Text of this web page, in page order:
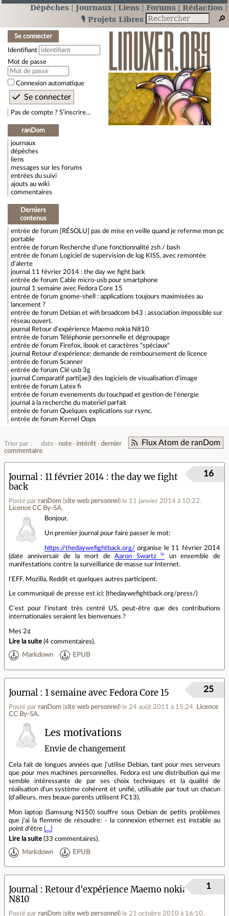
Dépêches Journaux Liens Forums
Rédaction
🎙️ Projets Libres
Se connecter
Identifiant
Mot de passe
Connexion automatique
Pas de compte ? S’inscrire…
ranDom
journaux
dépêches
liens
messages sur les forums
entrées du suivi
ajouts au wiki
commentaires
Derniers
contenus
entrée de forum
[RÉSOLU] pas de mise en veille quand je referme mon pc
portable
entrée de forum Recherche d'une fonctionnalité zsh / bash
entrée de forum
Logiciel de supervision de log KISS, avec remontée
d'alerte
journal 11 février 2014 : the day we fight back
entrée de forum Cable micro-usb pour smartphone
journal 1 semaine avec Fedora Core 15
entrée de forum gnome-shell : applications toujours maximisées au
lancement ?
entrée de forum Debian et wifi broadcom b43 : association impossible sur
réseau ouvert.
journal
Retour d'expérience Maemo nokia N810
entrée de forum Téléphonie personnelle et dégroupage
entrée de forum Firefox, ibook et caractères "spéciaux"
journal
Retour d'expérience: demande de remboursement de licence
entrée de forum Scanner
entrée de forum Clé usb 3g
journal Comparatif parti[ae]l des logiciels de visualisation d'image
entrée de forum
Latex fi
entrée de forum evenements du touchpad et gestion de l'énergie
journal à la recherche du materiel parfait
entrée de forum Quelques explications sur rsync.
entrée de forum Kernel Oops
Flux Atom de ranDom
Trier par : date note intérêt
dernier
commentaire
Journal
11 février 2014 : the day we fight
back
Posté par ranDom (site web personnel ) le 11 janvier 2014 à 10:22.
Licence CC By‑SA.
16
Bonjour,
Un premier journal pour faire passer le mot:
https://thedaywefightback.org/ organise le 11 février 2014
(date anniversair de la mort deAaron Swartz
un ensemble de
manifestations contre la surveillance de masse sur Internet.
l'EFF, Mozilla, Reddit et quelques autres participent.
Le communiqué de presse est ici: (thedaywefightback.org/press/)
C'est pour l'instant très centré US, peut-être que des contributions
internationales seraient les bienvenues ?
Mes 2¢
Lire la suite (4 commentaires).
Markdown EPUB
Journal 1 semaine avec Fedora Core 15
Posté par ranDom (site web personnel ) le 24 août 2011 à 15:24. Licence
CC By‑SA.
25
Les motivations
Envie de changement
Cela fait de longues années que j'utilise Debian, tant pour mes serveurs
que pour mes machines personnelles. Fedora est une distribution qui me
semble intéressante de par ses choix techniques et la qualité de
réalisation d'un système cohérent et unifié, utilisable par tout un chacun
(d'ailleurs, mes beaux-parents utilisent FC13).
Mon laptop (Samsung N150) souffre sous Debian de petits problèmes
que j'ai la flemme de résoudre: - la connexion ethernet est instable au
point d'être (…)
Lire la suite (33 commentaires).
Markdown EPUB
Journal
Retour d'expérience Maemo nokia
N810
Posté par ranDom (site web personnel ) le 21 octobre 2010 à 16:10.
1